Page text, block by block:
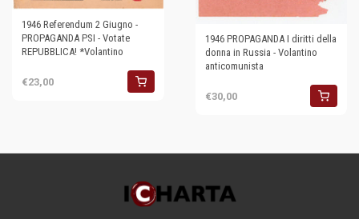
1946 Referendum 2 Giugno -
PROPAGANDA PSI - Votate
REPUBBLICA! *Volantino
€23,00
1946 PROPAGANDA I diritti della
donna in Russia - Volantino
anticomunista
€30,00